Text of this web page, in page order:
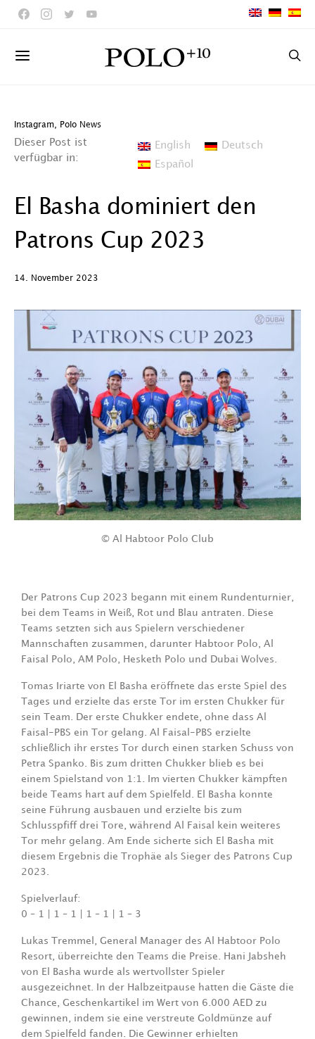
Instagram Polo News
Dieser Post ist
verfügbar in:
English
Deutsch
Español
El Basha dominiert den
Patrons Cup 2023
14. November 2023
© Al Habtoor Polo Club
Der Patrons Cup 2023 begann mit einem Rundenturnier,
bei dem Teams in Weiß, Rot und Blau antraten. Diese
Teams setzten sich aus Spielern verschiedener
Mannschaften zusammen, darunter Habtoor Polo, Al
Faisal Polo, AM Polo, Hesketh Polo und Dubai Wolves.
Tomas Iriarte von El Basha eröffnete das erste Spiel des
Tages und erzielte das erste Tor im ersten Chukker für
sein Team. Der erste Chukker endete, ohne dass Al
Faisal-PBS ein Tor gelang. Al Faisal-PBS erzielte
schließlich ihr erstes Tor durch einen starken Schuss von
Petra Spanko. Bis zum dritten Chukker blieb es bei
einem Spielstand von 1:1. Im vierten Chukker kämpften
beide Teams hart auf dem Spielfeld. El Basha konnte
seine Führung ausbauen und erzielte bis zum
Schlusspfiff drei Tore, während Al Faisal kein weiteres
Tor mehr gelang. Am Ende sicherte sich El Basha mit
diesem Ergebnis die Trophäe als Sieger des Patrons Cup
2023.
Spielverlauf:
0 – 1 | 1 – 1 | 1 – 1 | 1 – 3
Lukas Tremmel, General Manager des Al Habtoor Polo
Resort, überreichte den Teams die Preise. Hani Jabsheh
von El Basha wurde als wertvollster Spieler
ausgezeichnet. In der Halbzeitpause hatten die Gäste die
Chance, Geschenkartikel im Wert von 6.000 AED zu
gewinnen, indem sie eine verstreute Goldmünze auf
dem Spielfeld fanden. Die Gewinner erhielten